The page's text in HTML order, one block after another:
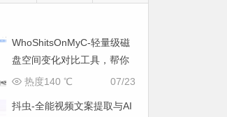
WhoShitsOnMyC-轻量级磁
盘空间变化对比工具，帮你
找出“吃掉”空间的罪魁祸首
07/23
热度140 ℃
抖虫-全能视频文案提取与AI